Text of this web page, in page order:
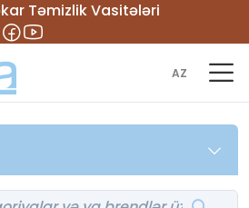
Təmizlik Vasitələri
AZ